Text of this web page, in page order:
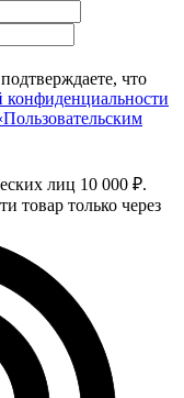
что
конфиденциальности
лиц 10 000 ₽.
товар только через